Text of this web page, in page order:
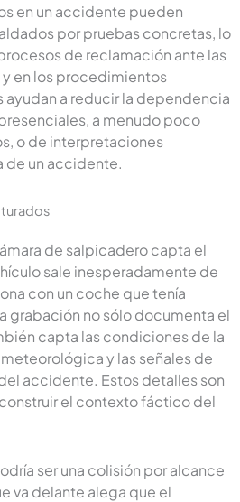
en un accidente pueden
por pruebas concretas, lo
de reclamación ante las
en los procedimientos
ayudan a reducir la dependencia
a menudo poco
o de interpretaciones
de un accidente.
de salpicadero capta el
sale inesperadamente de
con un coche que tenía
grabación no sólo documenta el
capta las condiciones de la
y las señales de
accidente. Estos detalles son
el contexto fáctico del
ser una colisión por alcance
va delante alega que el